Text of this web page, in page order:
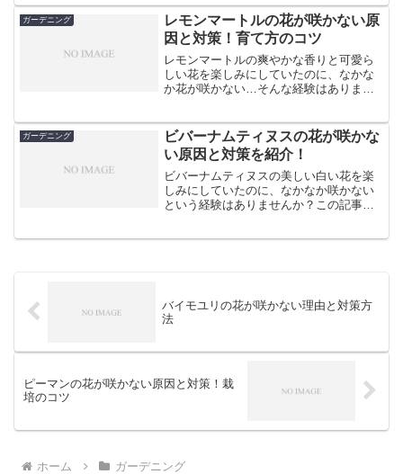
い原因と、その対策方法をご紹介しま
す。ミセバヤが花を咲かせな...
ガーデニング
レモンマートルの花が咲かない原
因と対策！育て方のコツ
レモンマートルの爽やかな香りと可愛ら
しい花を楽しみにしていたのに、なかな
か花が咲かない…そんな経験はありませ
取ることで、美しい花を咲かせることが
できるのです。この記事で...
ガーデニング
ビバーナムティヌスの花が咲かな
い原因と対策を紹介！
ビバーナムティヌスの美しい白い花を楽
しみにしていたのに、なかなか咲かない
という経験はありませんか？この記事で
バイモユリの花が咲かない理由と対策方
法
ピーマンの花が咲かない原因と対策！栽
培のコツ
ホーム ガーデニング